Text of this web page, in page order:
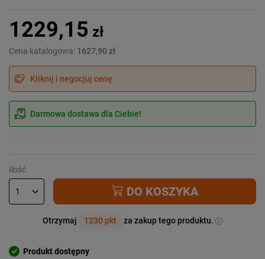
1229,15 zł
Cena katalogowa: 1627,90 zł
Kliknij i negocjuj cenę
Darmowa dostawa dla Ciebie!
Ilość
DO KOSZYKA
Otrzymaj 1230 pkt za zakup tego produktu.
Produkt dostępny